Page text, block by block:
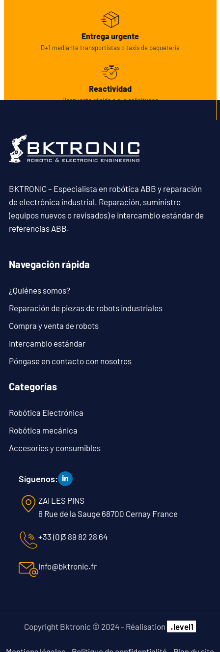
Entrega urgente
D+1 mediante transportistas o taxis de paquetería
Reactividad
Respuesta rápida a sus solicitudes
BKTRONIC – Especialista en robótica ABB y reparación
de electrónica industrial. Reparación, suministro
(equipos nuevos o revisados) e intercambio estándar de
referencias ABB.
Navegación rápida
¿Quiénes somos?
Reparación de piezas de robots industriales
Compra y venta de robots
Intercambio estándar
Póngase en contacto con nosotros
Categorías
Robótica Electrónica
Robótica mecánica
Accesorios y consumibles
Síguenos:
ZAI LES PINS
6 Rue de la Sauge 68700 Cernay France
+33 (0)3 89 82 28 64
info@bktronic.fr
Copyright Bktronic © 2024 - Réalisation .level1